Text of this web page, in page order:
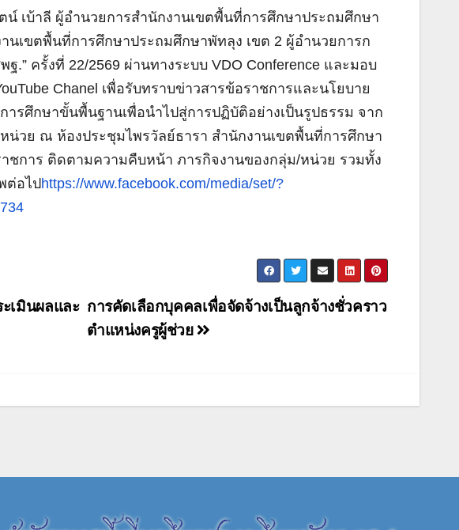
น์ เบ้าลี ผู้อำนวยการสำนักงานเขตพื้นที่การศึกษาประถมศึกษา
นเขตพื้นที่การศึกษาประถมศึกษาพัทลุง เขต 2 ผู้อำนวยการก
.” ครั้งที่ 22/2569 ผ่านทางระบบ VDO Conference และมอบ
Chanel เพื่อรับทราบข่าวสารข้อราชการและนโยบาย
รศึกษาขั้นพื้นฐานเพื่อนำไปสู่การปฏิบัติอย่างเป็นรูปธรรม จาก
น่วย ณ ห้องประชุมไพรวัลย์ธารา สำนักงานเขตพื้นที่การศึกษา
ชการ ติดตามความคืบหน้า ภารกิจงานของกลุ่ม/หน่วย รวมทั้ง
ต่อไป https://www.facebook.com/media/set/?
การคัดเลือกบุคคลเพื่อจัดจ้างเป็นลูกจ้างชั่วคราว
ตำแหน่งครูผู้ช่วย
เมินผลและ